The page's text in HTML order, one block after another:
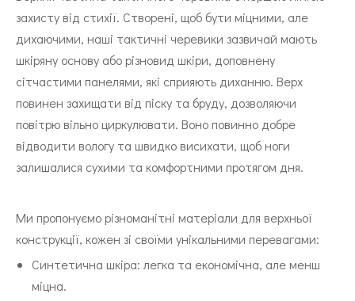
захисту від стихії. Створені, щоб бути міцними, але
дихаючими, наші тактичні черевики зазвичай мають
шкіряну основу або різновид шкіри, доповнену
сітчастими панелями, які сприяють диханню. Верх
повинен захищати від піску та бруду, дозволяючи
повітрю вільно циркулювати. Воно повинно добре
відводити вологу та швидко висихати, щоб ноги
залишалися сухими та комфортними протягом дня.
Ми пропонуємо різноманітні матеріали для верхньої
конструкції, кожен зі своїми унікальними перевагами:
Синтетична шкіра: легка та економічна, але менш
міцна.